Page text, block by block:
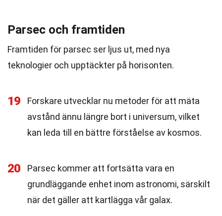
Parsec och framtiden
Framtiden för parsec ser ljus ut, med nya
teknologier och upptäckter på horisonten.
19
Forskare utvecklar nu metoder för att mäta
avstånd ännu längre bort i universum, vilket
kan leda till en bättre förståelse av kosmos.
20
Parsec kommer att fortsätta vara en
grundläggande enhet inom astronomi, särskilt
när det gäller att kartlägga vår galax.